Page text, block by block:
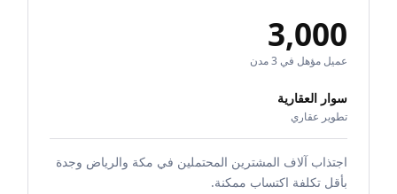
3,000
عميل مؤهل في 3 مدن
سوار العقارية
تطوير عقاري
اجتذاب آلاف المشترين المحتملين في مكة والرياض وجدة
بأقل تكلفة اكتساب ممكنة.